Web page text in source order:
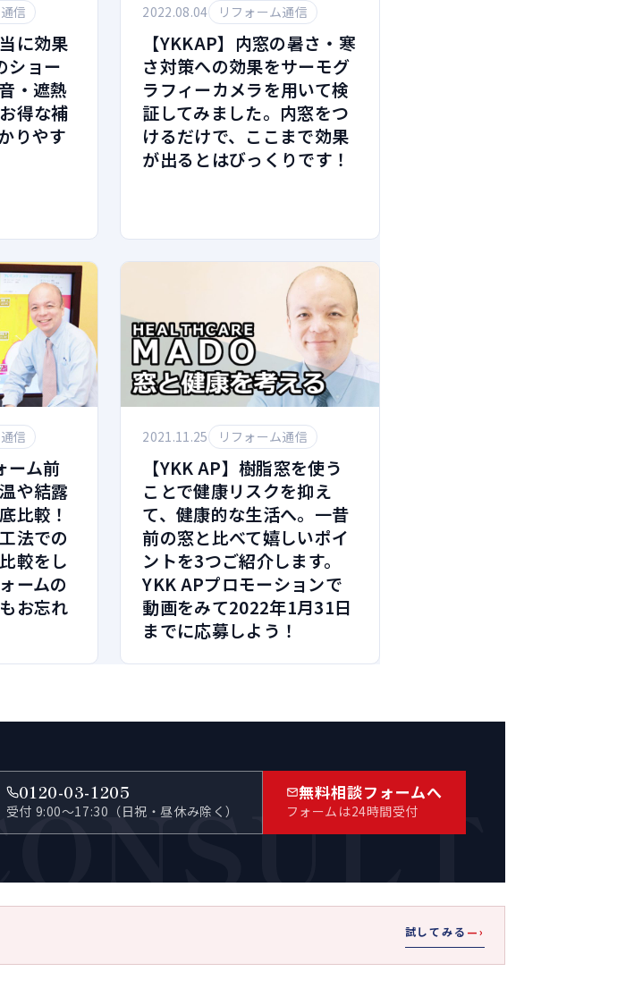
信
に効果
ショー
・遮熱
得な補
りやす
2022.08.04 リフォーム通信
【YKKAP】内窓の暑さ・寒
さ対策への効果をサーモグ
ラフィーカメラを用いて検
証してみました。内窓をつ
けるだけで、ここまで効果
が出るとはびっくりです！
信
ーム前
や結露
比較！
法での
較をし
ームの
お忘れ
2021.11.25 リフォーム通信
【YKK AP】樹脂窓を使う
ことで健康リスクを抑え
て、健康的な生活へ。一昔
前の窓と比べて嬉しいポイ
ントを3つご紹介します。
YKK APプロモーションで
動画をみて2022年1月31日
までに応募しよう！
0120-03-1205
受付 9:00〜17:30（日祝・昼休み除く）
無料相談フォームへ
フォームは24時間受付
試してみる —›